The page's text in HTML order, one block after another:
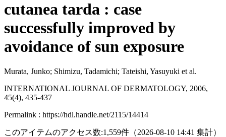
cutanea tarda : case
successfully improved by
avoidance of sun exposure
Murata, Junko; Shimizu, Tadamichi; Tateishi, Yasuyuki et al.
INTERNATIONAL JOURNAL OF DERMATOLOGY, 2006,
45(4), 435-437
Permalink : https://hdl.handle.net/2115/14414
このアイテムのアクセス数:1,559件 （2026-08-10 14:41 集計）